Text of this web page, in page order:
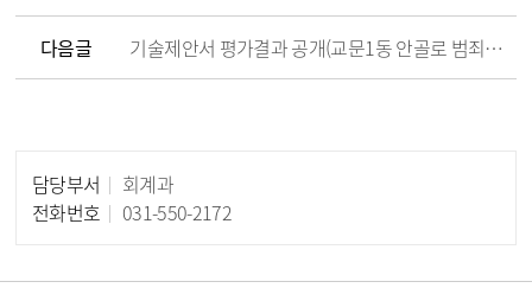
다음글 기술제안서 평가결과 공개(교문1동 안골로 범죄예방 환경디자인 사업 디자인 수립 용역)
담당부서
회계과
전화번호
031-550-2172